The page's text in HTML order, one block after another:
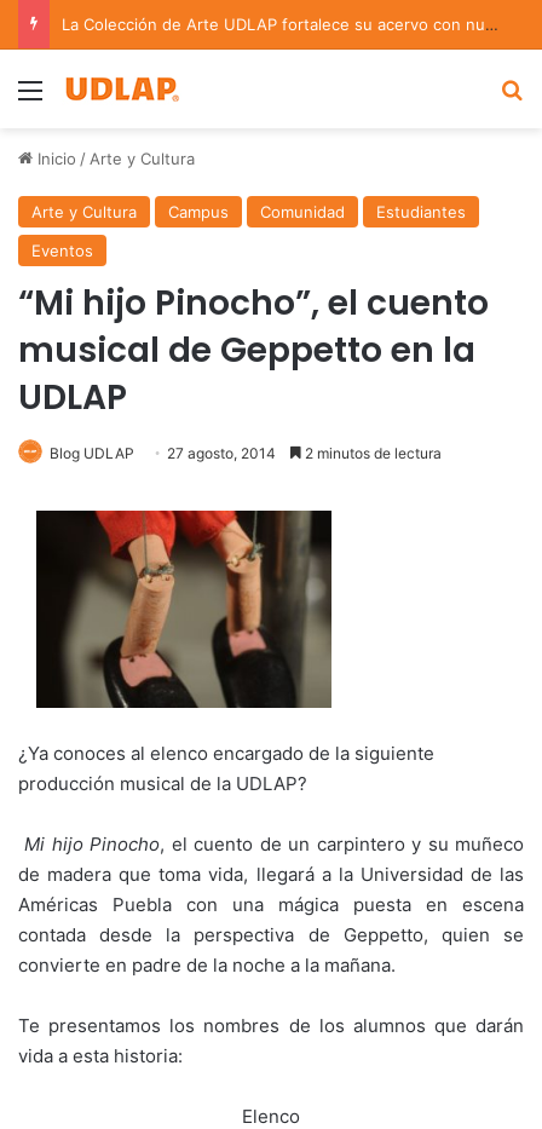
La Colección de Arte UDLAP fortalece su acervo con nuevas obras de artistas emergentes y consolidados
Menu
Inicio / Arte y Cultura
Arte y Cultura Campus Comunidad
Estudiantes
Eventos
“Mi hijo Pinocho”, el cuento
musical de Geppetto en la
UDLAP
Blog UDLAP 27 agosto, 2014 2 minutos de lectura
¿Ya conoces al elenco encargado de la siguiente
producción musical de la UDLAP?
Mi hijo Pinocho, el cuento de un carpintero y su muñeco
de madera que toma vida, llegará a la Universidad de las
Américas Puebla con una mágica puesta en escena
contada desde la perspectiva de Geppetto, quien se
convierte en padre de la noche a la mañana.
Te presentamos los nombres de los alumnos que darán
vida a esta historia:
Elenco